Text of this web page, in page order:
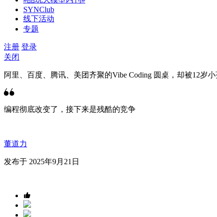
SYNClub
线下活动
专题
注册 登录
关闭
阿里、百度、腾讯、美团齐聚的Vibe Coding 圆桌，却被12岁小
编程彻底改变了，接下来是残酷的竞争
董道力
发布于 2025年9月21日